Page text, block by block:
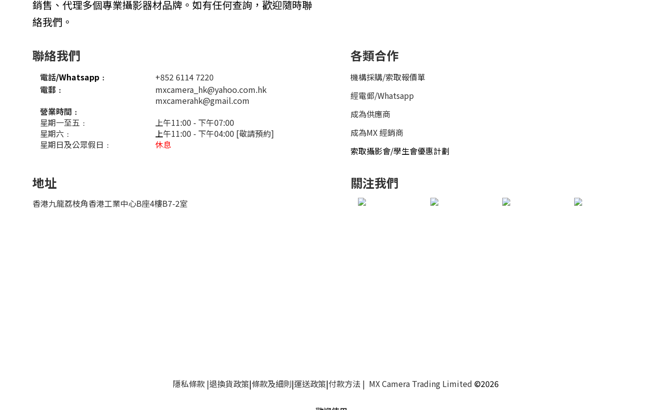
銷售、代理多個專業攝影器材品牌。如有任何查詢，歡迎隨時聯
絡我們。
聯絡我們
電話/Whatsapp ﹕
+852 6114 7220
電郵﹕
mxcamera_hk@yahoo.com.hk
mxcamerahk@gmail.com
營業時間﹕
星期一至五﹕
上午11:00 - 下午07:00
星期六﹕
上午11:00 - 下午04:00 [敬請預約]
星期日及公眾假日﹕
休息
各類合作
機構採購/索取報價單
經電郵/Whatsapp
成為供應商
成為MX 經銷商
索取攝影會/學生會優惠計劃
地址
香港九龍荔枝角香港工業中心B座4樓B7-2室
關注我們
隱私條款|退換貨政策|條款及細則|運送政策|付款方法| MX Camera Trading Limited ©2026